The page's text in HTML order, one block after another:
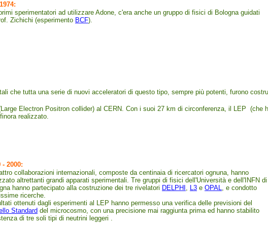
sperimentatori ad utilizzare Adone, c'era anche un gruppo di fisici di Bologna guidati
Zichichi (esperimento BCF).
che tutta una serie di nuovi acceleratori di questo tipo, sempre più potenti, furono
Electron Positron collider) al CERN. Con i suoi 27 km di circonferenza, il LEP (che
realizzato.
- 2000:
collaborazioni internazionali, composte da centinaia di ricercatori ognuna, hanno
altrettanti grandi apparati sperimentali. Tre gruppi di fisici dell'Università e dell'INFN di
hanno partecipato alla costruzione dei tre rivelatori DELPHI , L3 e OPAL, e condotto
ricerche.
ottenuti dagli esperimenti al LEP hanno permesso una verifica delle previsioni del
Standard del microcosmo, con una precisione mai raggiunta prima ed hanno stabilito
di tre soli tipi di neutrini leggeri .